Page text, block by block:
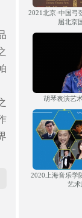
2021北京·中国弓
届北京
胡琴表演艺
2020上海音乐学
艺术